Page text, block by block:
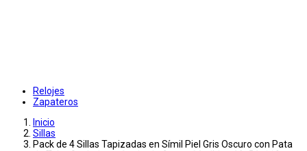
Relojes
Zapateros
Inicio
Sillas
Pack de 4 Sillas Tapizadas en Símil Piel Gris Oscuro con Pata